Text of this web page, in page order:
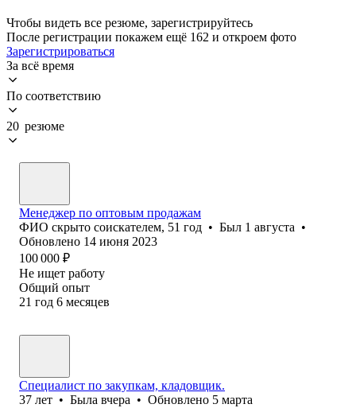
Чтобы видеть все резюме, зарегистрируйтесь
После регистрации покажем ещё 162 и откроем фото
Зарегистрироваться
За всё время
По соответствию
20 резюме
Менеджер по оптовым продажам
ФИО скрыто соискателем, 51 год • Был 1 августа •
Обновлено 14 июня 2023
100 000 ₽
Не ищет работу
Общий опыт
21 год 6 месяцев
Специалист по закупкам, кладовщик.
37 лет • Была вчера • Обновлено 5 марта